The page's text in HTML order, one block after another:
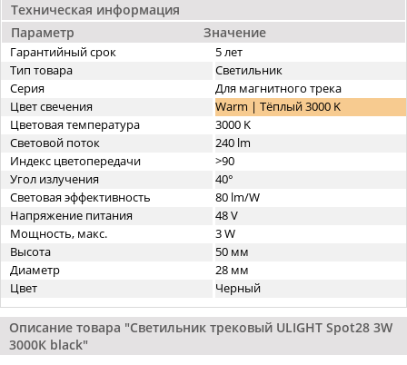
Техническая информация
Параметр
Значение
Гарантийный срок
5 лет
Тип товара
Светильник
Серия
Для магнитного трека
Цвет свечения
Warm | Тёплый 3000 K
Цветовая температура
3000 K
Световой поток
240 lm
Индекс цветопередачи
>90
Угол излучения
40°
Световая эффективность
80 lm/W
Напряжение питания
48 V
Мощность, макс.
3 W
Высота
50 мм
Диаметр
28 мм
Цвет
Черный
Описание товара "Светильник трековый ULIGHT Spot28 3W
3000К black"